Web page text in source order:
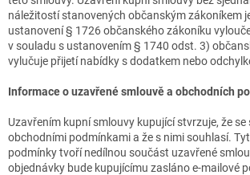
náležitostí stanovených občanským zákoníkem
ustanovení § 1726 občanského zákoníku
v souladu s ustanovením § 1740 odst. 3)
vylučuje přijetí nabídky s dodatkem nebo
Informace o uzavřené smlouvě a obchodních
Uzavřením kupní smlouvy kupující stvrzuje, že
obchodními podmínkami a že s nimi souhlasí.
podmínky tvoří nedílnou součást uzavřené
objednávky bude kupujícímu zasláno e-mailové